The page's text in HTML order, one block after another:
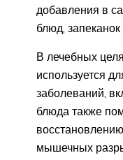
добавления в
блюд, запеканок
В лечебных
используется
заболеваний,
блюда также
мышечных